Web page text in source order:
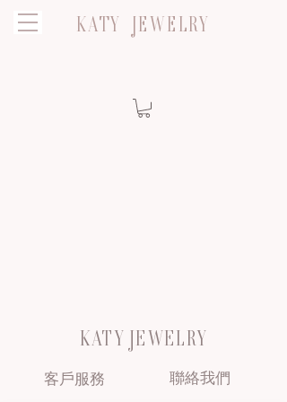
KATY JEWELRY
KATY JEWELRY
客戶服務 聯絡我們